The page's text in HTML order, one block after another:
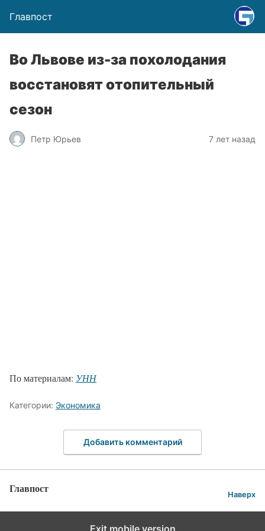
Главпост
Во Львове из-за похолодания
восстановят отопительный
сезон
Петр Юрьев 7 лет назад
По материалам: УНН
Категории: Экономика
Добавить комментарий
Главпост Наверх